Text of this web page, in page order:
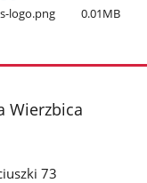
logo.png 0.01MB
Wierzbica
73